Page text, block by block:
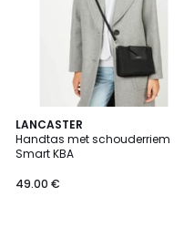
LANCASTER
Handtas met schouderriem
Smart KBA
49.00 €
4.2
/ 5